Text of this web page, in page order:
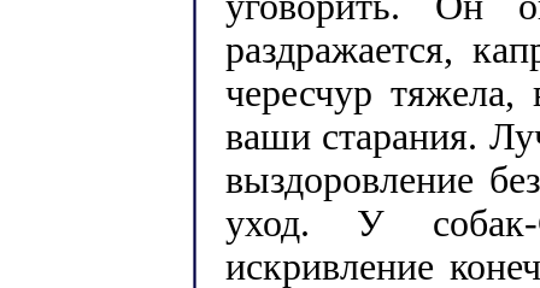
раздражается,
чересчур
ваши старания.
выздоровление
уход. У собак-
искривление